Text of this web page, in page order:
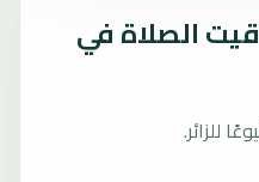
الصلاة في
للزائر.